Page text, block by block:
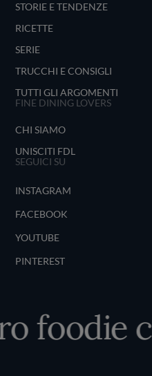
STORIE E TENDENZE
RICETTE
SERIE
TRUCCHI E CONSIGLI
TUTTI GLI ARGOMENTI
FINE DINING LOVERS
CHI SIAMO
UNISCITI FDL
SEGUICI SU
INSTAGRAM
FACEBOOK
YOUTUBE
PINTEREST
foodie